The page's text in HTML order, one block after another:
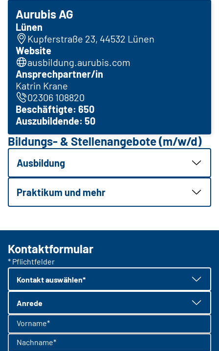
Aurubis AG
Lünen
Kupferstraße 23, 44532 Lünen
Website
ausbildung.aurubis.com
Ansprechpartner/in
Katrin Krane
02306 108820
Beschäftigte: 650
Auszubildende: 50
Bildungs- & Stellenangebote (m/w/d)
Ausbildung
Praktikum und mehr
Kontaktformular
* Pflichtfelder
Kontakt auswählen*
Anrede
Vorname*
Nachname*